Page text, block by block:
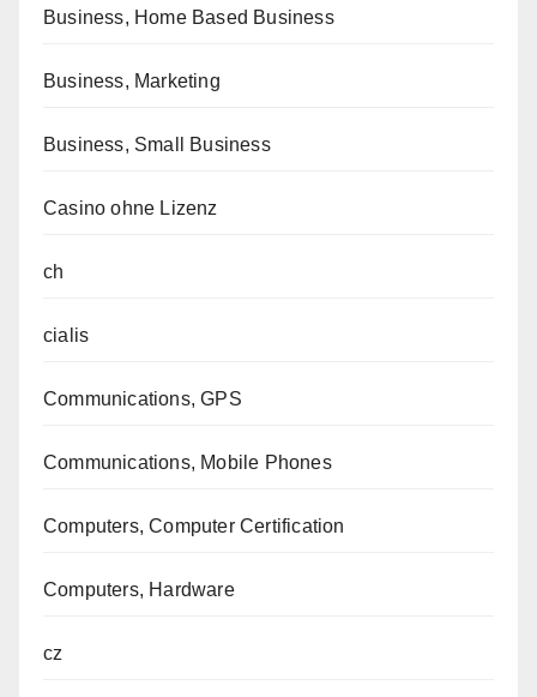
Business, Home Based Business
Business, Marketing
Business, Small Business
Casino ohne Lizenz
ch
cialis
Communications, GPS
Communications, Mobile Phones
Computers, Computer Certification
Computers, Hardware
cz